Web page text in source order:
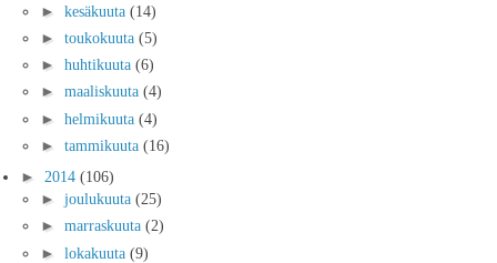
► kesäkuuta (14)
► toukokuuta (5)
► huhtikuuta (6)
► maaliskuuta (4)
► helmikuuta (4)
► tammikuuta (16)
► 2014 (106)
► joulukuuta (25)
► marraskuuta (2)
► lokakuuta (9)